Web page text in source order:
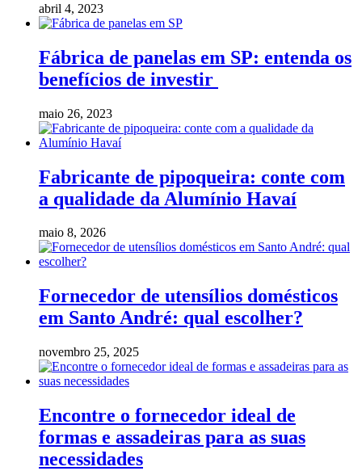
abril 4, 2023
Fábrica de panelas em SP: entenda os
benefícios de investir
maio 26, 2023
Fabricante de pipoqueira: conte com
a qualidade da Alumínio Havaí
maio 8, 2026
Fornecedor de utensílios domésticos
em Santo André: qual escolher?
novembro 25, 2025
Encontre o fornecedor ideal de
formas e assadeiras para as suas
necessidades